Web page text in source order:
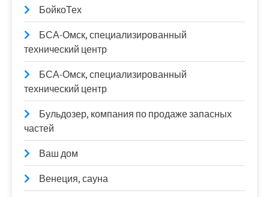
БойкоТех
БСА-Омск, специализированный
технический центр
БСА-Омск, специализированный
технический центр
Бульдозер, компания по продаже запасных
частей
Ваш дом
Венеция, сауна